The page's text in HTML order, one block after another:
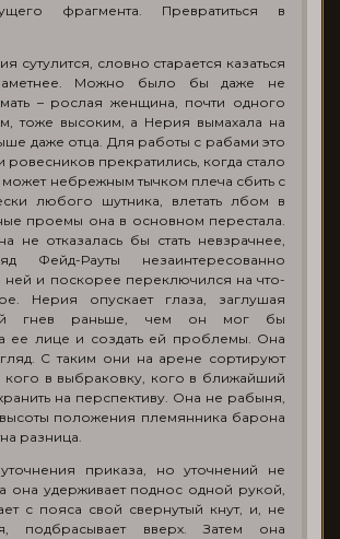
фрагмента. Превратиться в
сутулится, словно старается казаться
Можно было бы даже не
мать – рослая женщина, почти одного
тоже высоким, а Нерия вымахала на
даже отца. Для работы с рабами это
ровесников прекратились, когда стало
может небрежным тычком плеча сбить с
любого шутника, влетать лбом в
проемы она в основном перестала.
не отказалась бы стать невзрачнее,
Фейд-Рауты незаинтересованно
ней и поскорее переключился на что-
Нерия опускает глаза, заглушая
гнев раньше, чем он мог бы
ее лице и создать ей проблемы. Она
С таким они на арене сортируют
кого в выбраковку, кого в ближайший
на перспективу. Она не рабыня,
положения племянника барона
разница.
приказа, но уточнений не
она удерживает поднос одной рукой,
с пояса свой свернутый кнут, и, не
подбрасывает вверх. Затем она